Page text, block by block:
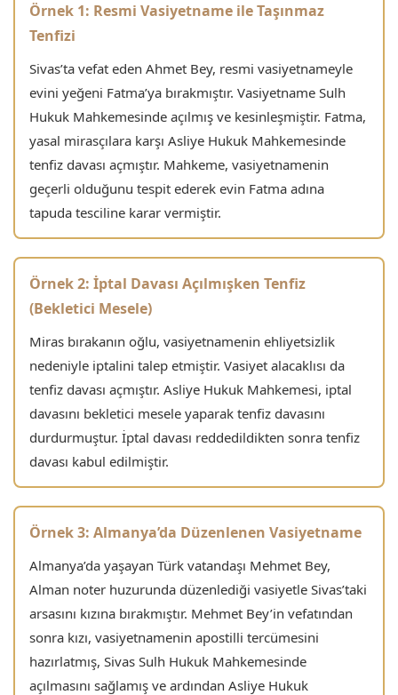
Örnek 1: Resmi Vasiyetname ile Taşınmaz
Tenfizi
Sivas’ta vefat eden Ahmet Bey, resmi vasiyetnameyle
evini yeğeni Fatma’ya bırakmıştır. Vasiyetname Sulh
Hukuk Mahkemesinde açılmış ve kesinleşmiştir. Fatma,
yasal mirasçılara karşı Asliye Hukuk Mahkemesinde
tenfiz davası açmıştır. Mahkeme, vasiyetnamenin
geçerli olduğunu tespit ederek evin Fatma adına
tapuda tesciline karar vermiştir.
Örnek 2: İptal Davası Açılmışken Tenfiz
(Bekletici Mesele)
Miras bırakanın oğlu, vasiyetnamenin ehliyetsizlik
nedeniyle iptalini talep etmiştir. Vasiyet alacaklısı da
tenfiz davası açmıştır. Asliye Hukuk Mahkemesi, iptal
davasını bekletici mesele yaparak tenfiz davasını
durdurmuştur. İptal davası reddedildikten sonra tenfiz
davası kabul edilmiştir.
Örnek 3: Almanya’da Düzenlenen Vasiyetname
Almanya’da yaşayan Türk vatandaşı Mehmet Bey,
Alman noter huzurunda düzenlediği vasiyetle Sivas’taki
arsasını kızına bırakmıştır. Mehmet Bey’in vefatından
sonra kızı, vasiyetnamenin apostilli tercümesini
hazırlatmış, Sivas Sulh Hukuk Mahkemesinde
açılmasını sağlamış ve ardından Asliye Hukuk